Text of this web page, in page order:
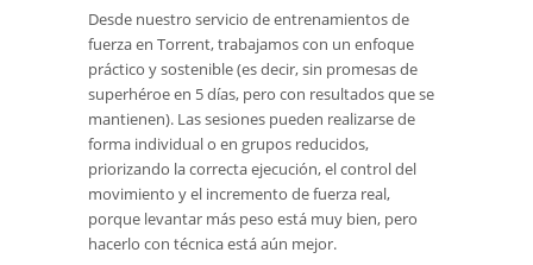
Desde nuestro servicio de entrenamientos de
fuerza en Torrent, trabajamos con un enfoque
práctico y sostenible (es decir, sin promesas de
superhéroe en 5 días, pero con resultados que se
mantienen). Las sesiones pueden realizarse de
forma individual o en grupos reducidos,
priorizando la correcta ejecución, el control del
movimiento y el incremento de fuerza real,
porque levantar más peso está muy bien, pero
hacerlo con técnica está aún mejor.